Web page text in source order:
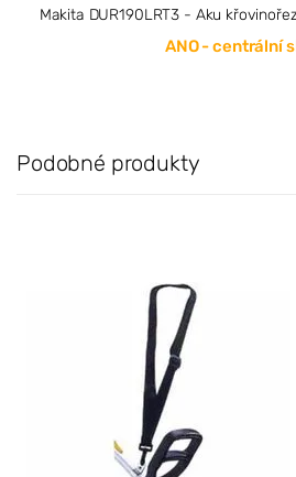
Makita DUR190LRT3 - Aku
ANO - centrální
Podobné produkty